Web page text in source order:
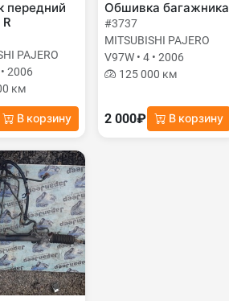
передний
PAJERO
2006
км
В корзину
Обшивка багажника
#3737
MITSUBISHI PAJERO
V97W • 4 • 2006
125 000 км
2 000₽ В корзину